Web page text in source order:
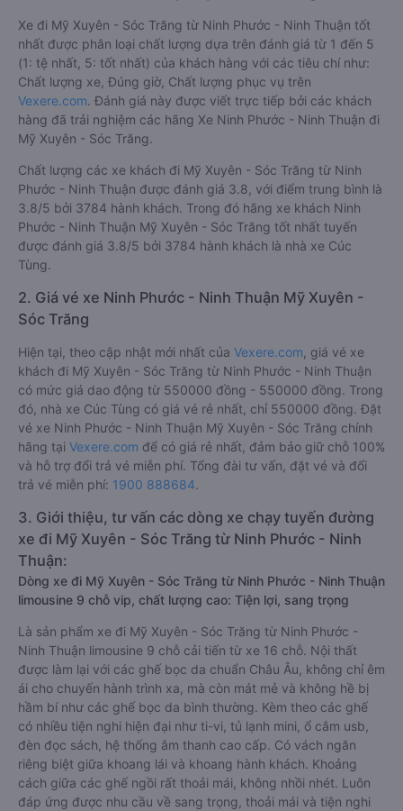
Xe đi Mỹ Xuyên - Sóc Trăng từ Ninh Phước - Ninh Thuận tốt
nhất được phân loại chất lượng dựa trên đánh giá từ 1 đến 5
(1: tệ nhất, 5: tốt nhất) của khách hàng với các tiêu chí như:
Chất lượng xe, Đúng giờ, Chất lượng phục vụ trên
Vexere.com. Đánh giá này được viết trực tiếp bởi các khách
hàng đã trải nghiệm các hãng Xe Ninh Phước - Ninh Thuận đi
Mỹ Xuyên - Sóc Trăng.
Chất lượng các xe khách đi Mỹ Xuyên - Sóc Trăng từ Ninh
Phước - Ninh Thuận được đánh giá 3.8, với điểm trung bình là
3.8/5 bởi 3784 hành khách. Trong đó hãng xe khách Ninh
Phước - Ninh Thuận Mỹ Xuyên - Sóc Trăng tốt nhất tuyến
được đánh giá 3.8/5 bởi 3784 hành khách là nhà xe Cúc
Tùng.
2. Giá vé xe Ninh Phước - Ninh Thuận Mỹ Xuyên -
Sóc Trăng
Hiện tại, theo cập nhật mới nhất của Vexere.com , giá vé xe
khách đi Mỹ Xuyên - Sóc Trăng từ Ninh Phước - Ninh Thuận
có mức giá dao động từ 550000 đồng - 550000 đồng. Trong
đó, nhà xe Cúc Tùng có giá vé rẻ nhất, chỉ 550000 đồng. Đặt
vé xe Ninh Phước - Ninh Thuận Mỹ Xuyên - Sóc Trăng chính
hãng tại Vexere.com để có giá rẻ nhất, đảm bảo giữ chỗ 100%
và hỗ trợ đổi trả vé miễn phí. Tổng đài tư vấn, đặt vé và đổi
trả vé miễn phí: 1900 888684.
3. Giới thiệu, tư vấn các dòng xe chạy tuyến đường
xe đi Mỹ Xuyên - Sóc Trăng từ Ninh Phước - Ninh
Thuận:
Dòng xe đi Mỹ Xuyên - Sóc Trăng từ Ninh Phước - Ninh Thuận
limousine 9 chỗ vip, chất lượng cao: Tiện lợi, sang trọng
Là sản phẩm xe đi Mỹ Xuyên - Sóc Trăng từ Ninh Phước -
Ninh Thuận limousine 9 chỗ cải tiến từ xe 16 chỗ. Nội thất
được làm lại với các ghế bọc da chuẩn Châu Âu, không chỉ êm
ái cho chuyến hành trình xa, mà còn mát mẻ và không hề bị
hầm bí như các ghế bọc da bình thường. Kèm theo các ghế
có nhiều tiện nghi hiện đại như ti-vi, tủ lạnh mini, ổ cắm usb,
đèn đọc sách, hệ thống âm thanh cao cấp. Có vách ngăn
riêng biệt giữa khoang lái và khoang hành khách. Khoảng
cách giữa các ghế ngồi rất thoải mái, không nhồi nhét. Luôn
đáp ứng được nhu cầu về sang trọng, thoải mái và tiện nghi